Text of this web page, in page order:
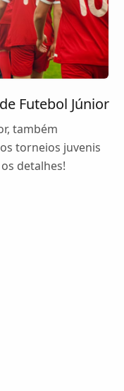
Futebol Júnior
também
torneios juvenis
detalhes!